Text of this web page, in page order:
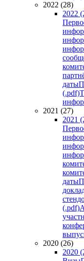
2022 (28)
2022
даты
(.pdf)
2021 (27)
2021
даты
(.pdf)
2020 (26)
2020